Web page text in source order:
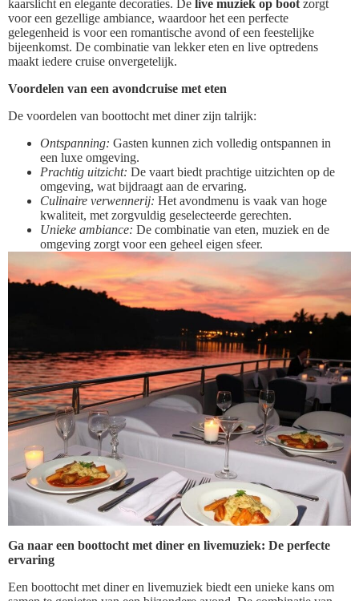
kaarslicht en elegante decoraties. De live muziek op boot zorgt
voor een gezellige ambiance, waardoor het een perfecte
gelegenheid is voor een romantische avond of een feestelijke
bijeenkomst. De combinatie van lekker eten en live optredens
maakt iedere cruise onvergetelijk.
Voordelen van een avondcruise met eten
De voordelen van boottocht met diner zijn talrijk:
Ontspanning: Gasten kunnen zich volledig ontspannen in
een luxe omgeving.
Prachtig uitzicht: De vaart biedt prachtige uitzichten op de
omgeving, wat bijdraagt aan de ervaring.
Culinaire verwennerij: Het avondmenu is vaak van hoge
kwaliteit, met zorgvuldig geselecteerde gerechten.
Unieke ambiance: De combinatie van eten, muziek en de
omgeving zorgt voor een geheel eigen sfeer.
Ga naar een boottocht met diner en livemuziek: De perfecte
ervaring
Een boottocht met diner en livemuziek biedt een unieke kans om